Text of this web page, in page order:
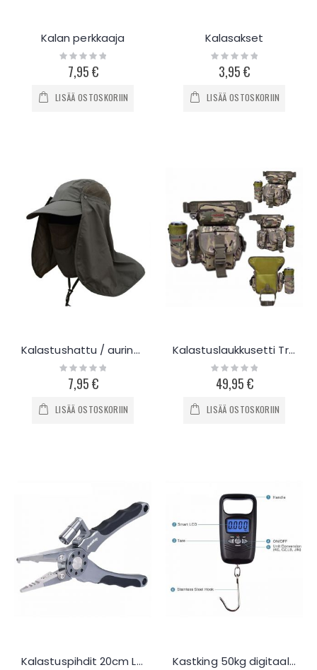
Kalan perkkaaja
Rating:
0%7,95 €
LISÄÄ OSTOSKORIIN
Kalasakset
Rating:
0%3,95 €
LISÄÄ OSTOSKORIIN
Kalastushattu / aurinkohattu niskasuojalla ja maskilla
Rating:
0%7,95 €
LISÄÄ OSTOSKORIIN
Kalastuslaukkusetti Trulinoya
Rating:
0%
49,95 €
LISÄÄ OSTOSKORIIN
Kalastuspihdit 20cm LED-valaisimella Kastking 50kg digitaalinen kalavaaka